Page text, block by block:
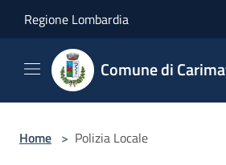
Regione Lombardia
Comune di
Home > Polizia Locale